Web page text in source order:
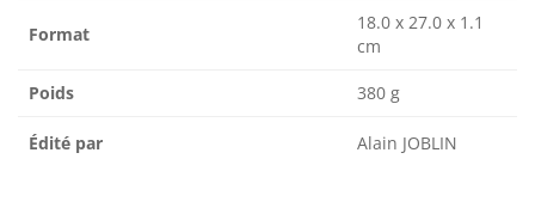
Format
18.0 x 27.0 x 1.1
cm
Poids 380 g
Édité par Alain JOBLIN